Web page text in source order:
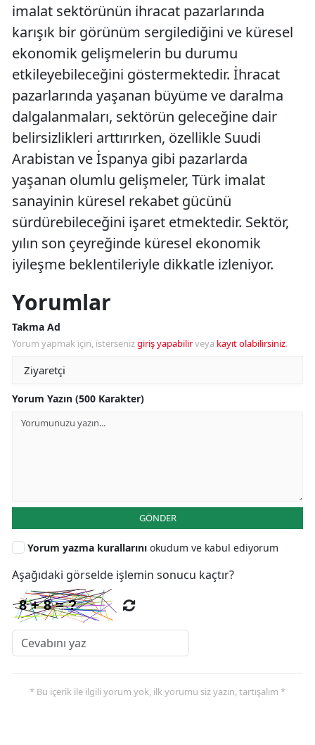
imalat sektörünün ihracat pazarlarında
karışık bir görünüm sergilediğini ve küresel
ekonomik gelişmelerin bu durumu
etkileyebileceğini göstermektedir. İhracat
pazarlarında yaşanan büyüme ve daralma
dalgalanmaları, sektörün geleceğine dair
belirsizlikleri arttırırken, özellikle Suudi
Arabistan ve İspanya gibi pazarlarda
yaşanan olumlu gelişmeler, Türk imalat
sanayinin küresel rekabet gücünü
sürdürebileceğini işaret etmektedir. Sektör,
yılın son çeyreğinde küresel ekonomik
iyileşme beklentileriyle dikkatle izleniyor.
Yorumlar
Takma Ad
Yorum yapmak için, istersenizgiriş yapabilirveya kayıt olabilirsiniz.
Yorum Yazın (500 Karakter)
GÖNDER
Yorum yazma kurallarını okudum ve kabul ediyorum
Aşağıdaki görselde işlemin sonucu kaçtır?
* Bu içerik ile ilgili yorum yok, ilk yorumu siz yazın, tartışalım *